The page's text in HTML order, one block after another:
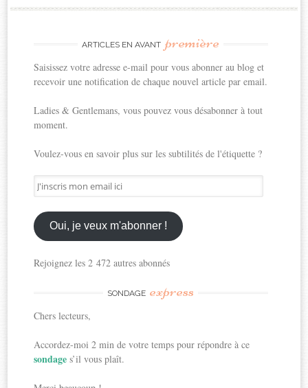
ARTICLES EN AVANT première
Saisissez votre adresse e-mail pour vous abonner au blog et
recevoir une notification de chaque nouvel article par email.
Ladies & Gentlemans, vous pouvez vous désabonner à tout
moment.
Voulez-vous en savoir plus sur les subtilités de l'étiquette ?
J'inscris
mon
email
ici
Oui, je veux m'abonner !
Rejoignez les 2 472 autres abonnés
SONDAGE express
Chers lecteurs,
Accordez-moi 2 min de votre temps pour répondre à ce
sondages’il vous plaît.